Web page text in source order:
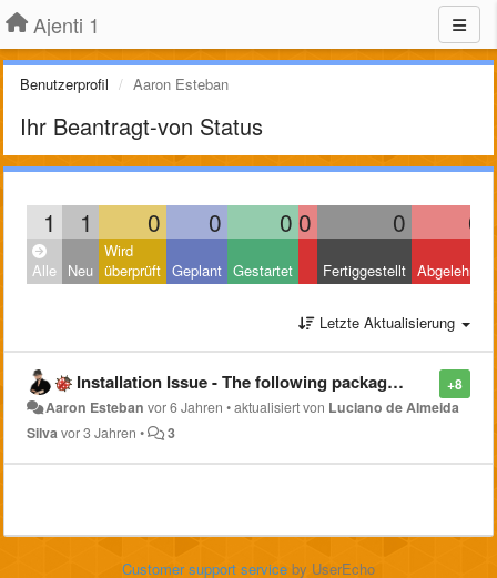
Ajenti 1
Benutzerprofil Aaron Esteban
Ihr Beantragt-von Status
1 1 0 0 0 0 0 0
Alle Neu
Wird
überprüft Geplant Gestartet Fertiggestellt Abgelehnt
Letzte Aktualisierung
+8
Installation Issue - The following packages have unmet dependencies: ???
Aaron Esteban vor 6 Jahren •aktualisiert von Luciano de Almeida
Silvavor 3 Jahren • 3
Customer support service by UserEcho